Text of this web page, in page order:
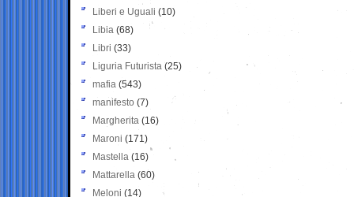
Liberi e Uguali (10)
Libia (68)
Libri (33)
Liguria Futurista (25)
mafia (543)
manifesto (7)
Margherita (16)
Maroni (171)
Mastella (16)
Mattarella (60)
Meloni (14)